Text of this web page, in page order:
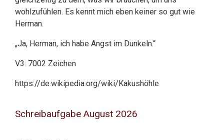
wohlzufühlen. Es kennt mich eben keiner so gut wie
Herman.
„Ja, Herman, ich habe Angst im Dunkeln.“
V3: 7002 Zeichen
https://de.wikipedia.org/wiki/Kakushöhle
Schreibaufgabe August 2026